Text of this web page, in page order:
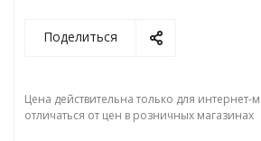
Поделиться
Цена действительна только для интернет-
отличаться от цен в розничных магазинах